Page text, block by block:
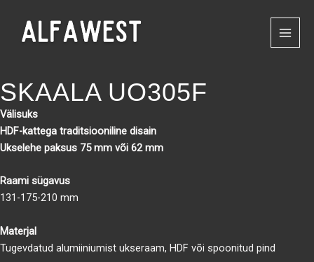
content
SKAALA UO305F
Välisuks
HDF-kattega traditsiooniline disain
Ukselehe paksus 75 mm või 62 mm
Raami sügavus
131-175-210 mm
Materjal
Tugevdatud alumiiniumist ukseraam, HDF või spoonitud pind